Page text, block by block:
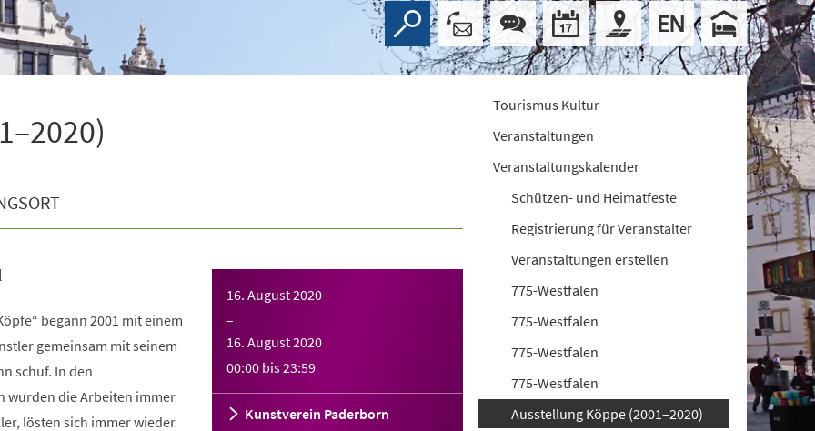
16. August 2020
–
16. August 2020
00:00 bis23:59
Kunstverein Paderborn
begann 2001 mit einem
gemeinsam mit seinem
schuf. In den
wurden die Arbeiten immer
lösten sich immer wieder
Tourismus Kultur
Veranstaltungen
Veranstaltungskalender
Schützen- und Heimatfeste
Registrierung für Veranstalter
Veranstaltungen erstellen
775-Westfalen
775-Westfalen
775-Westfalen
775-Westfalen
Ausstellung Köppe (2001–2020)